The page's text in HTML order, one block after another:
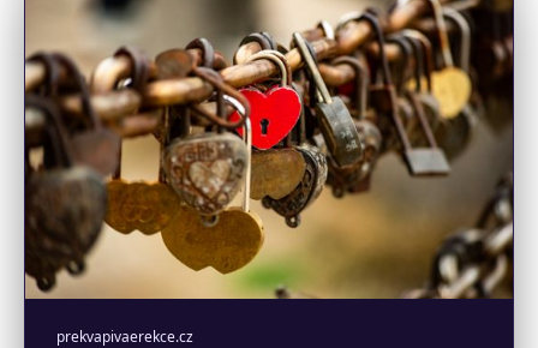
prekvapivaerekce.cz